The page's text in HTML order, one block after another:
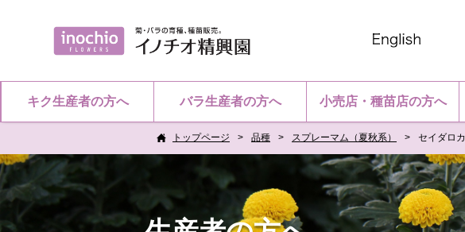
キク生産者の方へ バラ生産者の方へ 小売店・種苗店の方へ
トップページ 品種 スプレーマム（夏秋系） セイダロカ